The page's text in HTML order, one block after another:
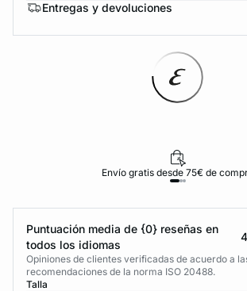
Entregas y devoluciones
Envío gratis desde 75€ de
Puntuación media de {0} reseñas en
todos los idiomas
Opiniones de clientes verificadas de acuerdo a
recomendaciones de la norma ISO 20488.
Talla